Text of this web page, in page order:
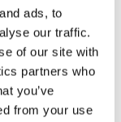
ads, to
our traffic.
of our site with
partners who
you’ve
from your use